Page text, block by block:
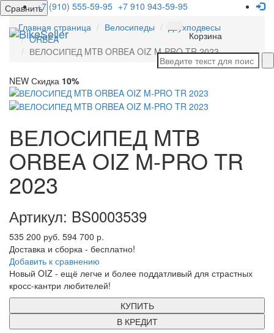
Сравнить+7 (910) 555-59-95 +7 910 943-59-95
Корзина
Главная страница Велосипеды
Двухподвесы
ORBEA
ВЕЛОСИПЕД MTB ORBEA OIZ M-PRO TR 2023
NEW Скидка 10%
ВЕЛОСИПЕД MTB
ORBEA OIZ M-PRO TR
2023
Артикул: BS0003539
535 200 руб. 594 700 р.
Доставка и сборка - бесплатно!
Добавить к сравнению
Новый OIZ - ещё легче и более поддатливый для страстных
кросс-кантри любителей!
КУПИТЬ
В КРЕДИТ